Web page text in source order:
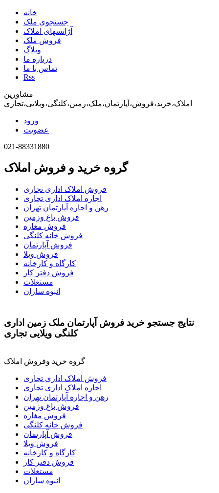
خانه
جستجوی ملک
آژانسهای املاک
فروش ملک
وبلاگ
درباره ما
تماس با ما
Rss
مشاورین
املاک،خرید،فروش،آپارتمان،ملک،زمین،کلنگی،ویلایی،تجاری
ورود
عضویت
021-88331880
گروه خرید و فروش املاک
فروش املاک اداری تجاری
اجاره املاک اداری تجاری
رهن و اجاره آپارتمان تهران
فروش باغ وزمین
فروش مغازه
فروش خانه کلنگی
فروش آپارتمان
فروش ویلا
کارگاه و کارخانه
فروش دفتر کار
مستغلات
انبوه سازان
نتايج جستجو خرید فروش آپارتمان ملک زمین اداری
کلنگی ویلایی تجاری
گروه خرید وفروش املاک
فروش املاک اداری تجاری
اجاره املاک اداری تجاری
رهن و اجاره آپارتمان تهران
فروش باغ وزمین
فروش مغازه
فروش خانه کلنگی
فروش آپارتمان
فروش ویلا
کارگاه و کارخانه
فروش دفتر کار
مستغلات
انبوه سازان